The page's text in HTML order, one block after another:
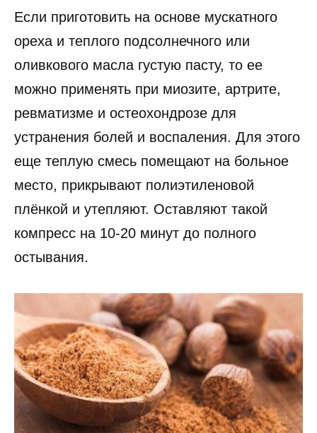
Если приготовить на основе мускатного
ореха и теплого подсолнечного или
оливкового масла густую пасту, то ее
можно применять при миозите, артрите,
ревматизме и остеохондрозе для
устранения болей и воспаления. Для этого
еще теплую смесь помещают на больное
место, прикрывают полиэтиленовой
плёнкой и утепляют. Оставляют такой
компресс на 10-20 минут до полного
остывания.